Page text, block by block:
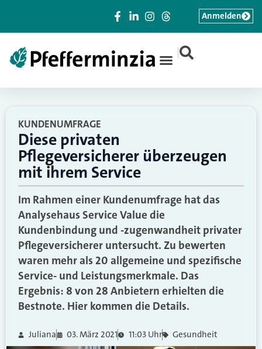
|
Anmelden
KUNDENUMFRAGE
Diese privaten
Pflegeversicherer überzeugen
mit ihrem Service
Im Rahmen einer Kundenumfrage hat das
Analysehaus Service Value die
Kundenbindung und -zugenwandheit privater
Pflegeversicherer untersucht. Zu bewerten
waren mehr als 20 allgemeine und spezifische
Service- und Leistungsmerkmale. Das
Ergebnis: 8 von 28 Anbietern erhielten die
Bestnote. Hier kommen die Details.
Juliana 03. März 2021 11:03 Uhr Gesundheit